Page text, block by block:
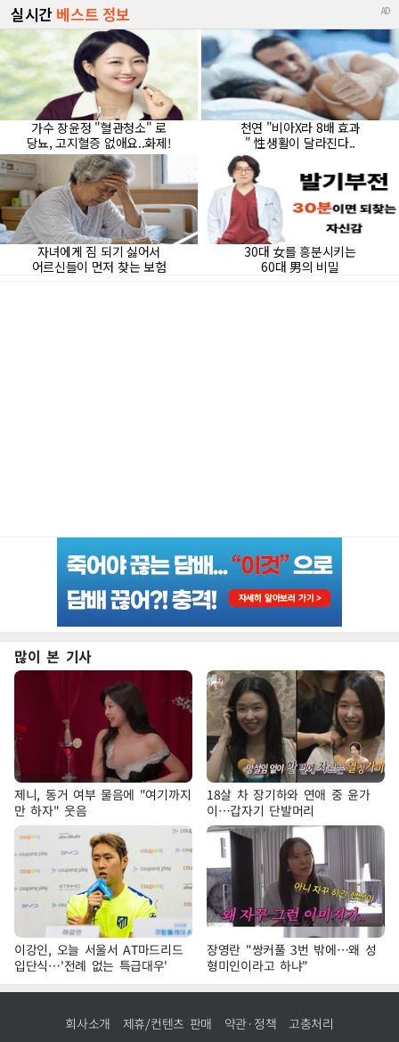
많이 본 기사
제니, 동거 여부 물음에 "여기까지
만 하자" 웃음
18살 차 장기하와 연애 중 윤가
이…갑자기 단발머리
이강인, 오늘 서울서 AT마드리드
입단식…'전례 없는 특급대우'
장영란 "쌍커풀 3번 밖에…왜 성
형미인이라고 하냐"
회사소개 제휴/컨텐츠 판매 약관·정책 고충처리